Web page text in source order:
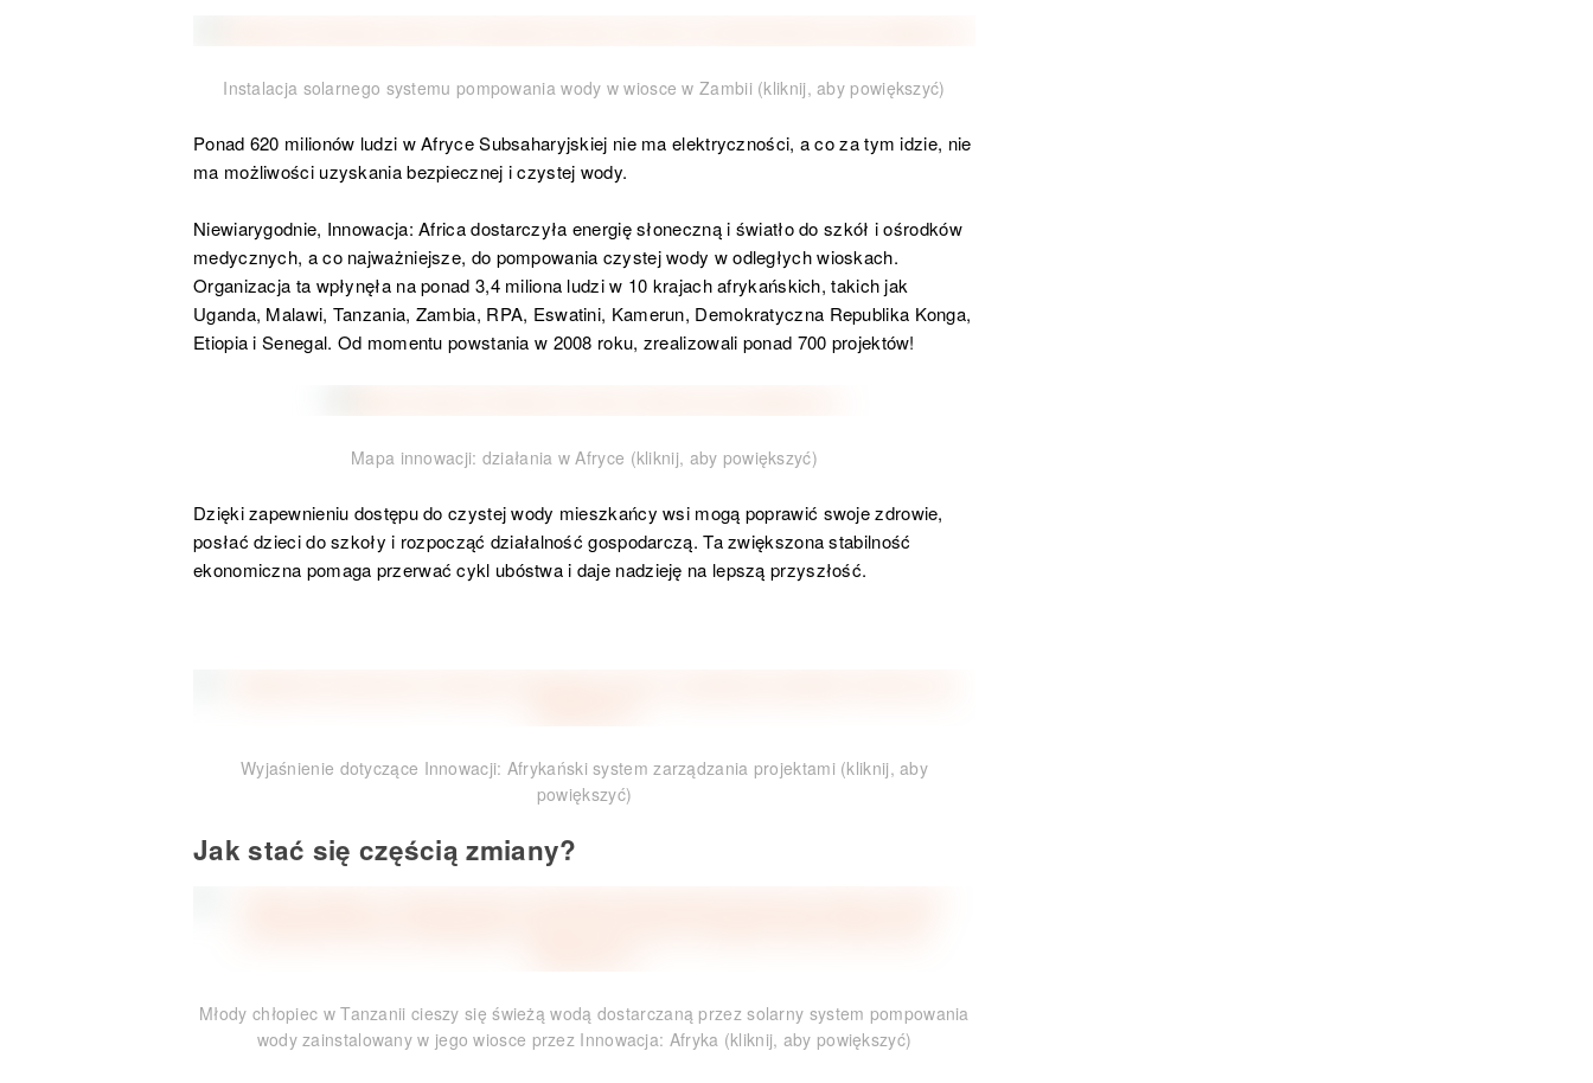
Instalacja solarnego systemu pompowania wody w wiosce w Zambii (kliknij, aby powiększyć)
Ponad 620 milionów ludzi w Afryce Subsaharyjskiej nie ma elektryczności, a co za tym idzie, nie
ma możliwości uzyskania bezpiecznej i czystej wody.
Niewiarygodnie, Innowacja: Africa dostarczyła energię słoneczną i światło do szkół i ośrodków
medycznych, a co najważniejsze, do pompowania czystej wody w odległych wioskach.
Organizacja ta wpłynęła na ponad 3,4 miliona ludzi w 10 krajach afrykańskich, takich jak
Uganda, Malawi, Tanzania, Zambia, RPA, Eswatini, Kamerun, Demokratyczna Republika Konga,
Etiopia i Senegal. Od momentu powstania w 2008 roku, zrealizowali ponad 700 projektów!
Mapa innowacji: działania w Afryce (kliknij, aby powiększyć)
Dzięki zapewnieniu dostępu do czystej wody mieszkańcy wsi mogą poprawić swoje zdrowie,
posłać dzieci do szkoły i rozpocząć działalność gospodarczą. Ta zwiększona stabilność
ekonomiczna pomaga przerwać cykl ubóstwa i daje nadzieję na lepszą przyszłość.
Wyjaśnienie dotyczące Innowacji: Afrykański system zarządzania projektami (kliknij, aby
powiększyć)
Jak stać się częścią zmiany?
Młody chłopiec w Tanzanii cieszy się świeżą wodą dostarczaną przez solarny system pompowania
wody zainstalowany w jego wiosce przez Innowacja: Afryka (kliknij, aby powiększyć)